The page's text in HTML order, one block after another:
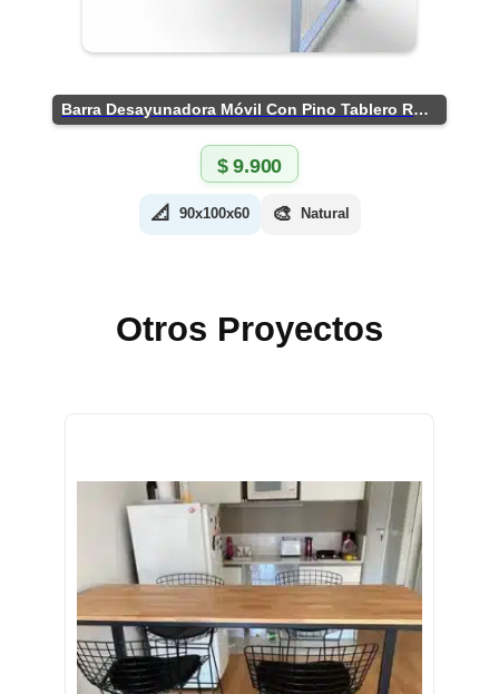
Barra Desayunadora Móvil Con Pino Tablero Rústico
$9.900
📐 90x100x60 🎨 Natural
Otros Proyectos